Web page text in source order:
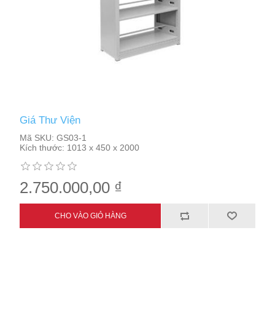
Giá Thư Viện
Mã SKU: GS03-1
Kích thước: 1013 x 450 x 2000
2.750.000,00 ₫